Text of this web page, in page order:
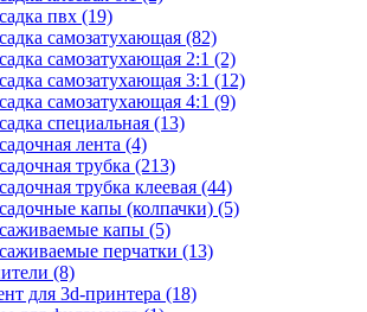
пвх (19)
самозатухающая (82)
самозатухающая 2:1 (2)
самозатухающая 3:1 (12)
самозатухающая 4:1 (9)
специальная (13)
лента (4)
трубка (213)
трубка клеевая (44)
капы (колпачки) (5)
капы (5)
перчатки (13)
(8)
для 3d-принтера (18)